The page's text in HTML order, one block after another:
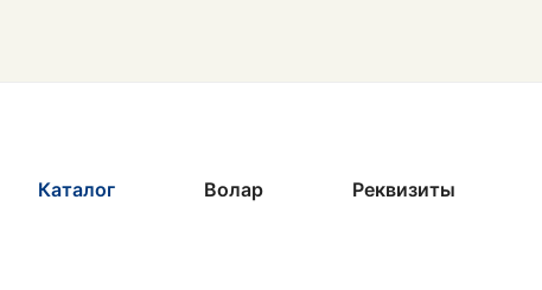
Каталог Волар Реквизиты